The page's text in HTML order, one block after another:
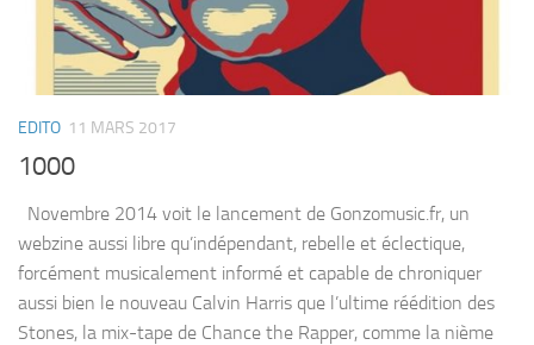
EDITO 11 MARS 2017
1000
Novembre 2014 voit le lancement de Gonzomusic.fr, un
webzine aussi libre qu’indépendant, rebelle et éclectique,
forcément musicalement informé et capable de chroniquer
aussi bien le nouveau Calvin Harris que l’ultime réédition des
Stones, la mix-tape de Chance the Rapper, comme la nième